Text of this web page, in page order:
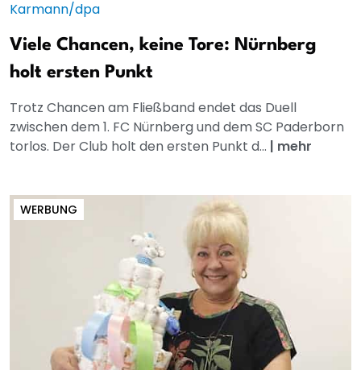
Viele Chancen, keine Tore: Nürnberg
holt ersten Punkt
Trotz Chancen am Fließband endet das Duell
zwischen dem 1. FC Nürnberg und dem SC Paderborn
torlos. Der Club holt den ersten Punkt d... | mehr
WERBUNG